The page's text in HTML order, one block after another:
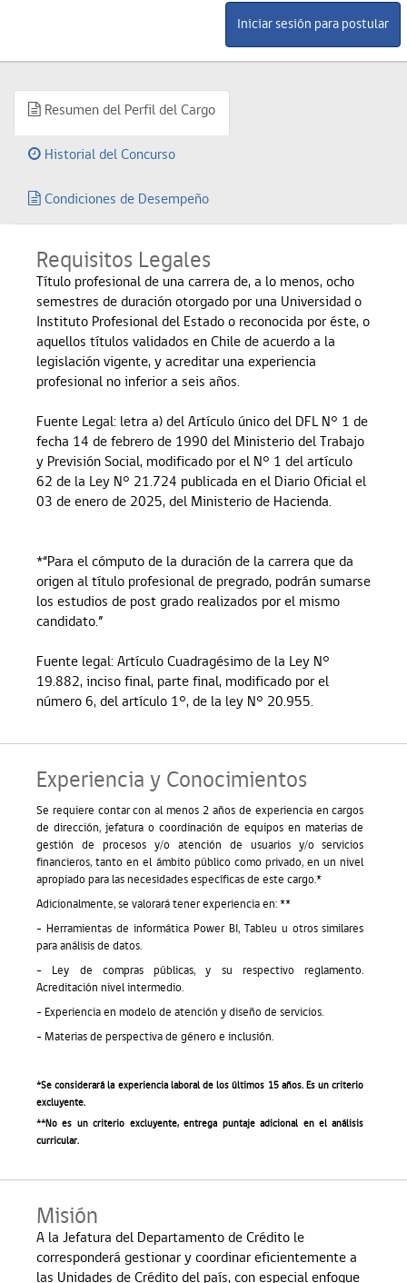
Resumen del Perfil del Cargo
Historial del Concurso
Condiciones de Desempeño
Requisitos Legales
Título profesional de una carrera de, a lo menos, ocho
semestres de duración otorgado por una Universidad o
Instituto Profesional del Estado o reconocida por éste, o
aquellos títulos validados en Chile de acuerdo a la
legislación vigente, y acreditar una experiencia
profesional no inferior a seis años.
Fuente Legal: letra a) del Artículo único del DFL N° 1 de
fecha 14 de febrero de 1990 del Ministerio del Trabajo
y Previsión Social, modificado por el N° 1 del artículo
62 de la Ley N° 21.724 publicada en el Diario Oficial el
03 de enero de 2025, del Ministerio de Hacienda.
*“Para el cómputo de la duración de la carrera que da
origen al título profesional de pregrado, podrán sumarse
los estudios de post grado realizados por el mismo
candidato.”
Fuente legal: Artículo Cuadragésimo de la Ley N°
19.882, inciso final, parte final, modificado por el
número 6, del artículo 1°, de la ley N° 20.955.
Experiencia y Conocimientos
Se requiere contar con al menos 2 años de experiencia en cargos
de dirección, jefatura o coordinación de equipos en materias de
gestión de procesos y/o atención de usuarios y/o servicios
financieros, tanto en el ámbito público como privado, en un nivel
apropiado para las necesidades específicas de este cargo.*
Adicionalmente, se valorará tener experiencia en: **
- Herramientas de informática Power BI, Tableu u otros similares
para análisis de datos.
- Ley de compras públicas, y su respectivo reglamento.
Acreditación nivel intermedio.
- Experiencia en modelo de atención y diseño de servicios.
- Materias de perspectiva de género e inclusión.
*Se considerará la experiencia laboral de los últimos 15 años. Es un criterio
excluyente.
**No es un criterio excluyente, entrega puntaje adicional en el análisis
curricular.
Misión
A la Jefatura del Departamento de Crédito le
corresponderá gestionar y coordinar eficientemente a
las Unidades de Crédito del país, con especial enfoque